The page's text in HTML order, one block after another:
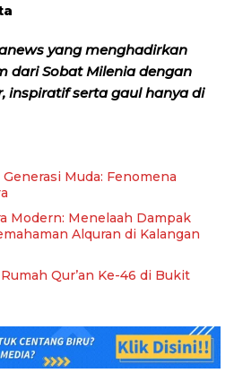
yang menghadirkan
dari Sobat Milenia dengan
inspiratif serta gaul hanya di
Muda: Fenomena
Modern: Menelaah Dampak
Alquran di Kalangan
Qur’an Ke-46 di Bukit